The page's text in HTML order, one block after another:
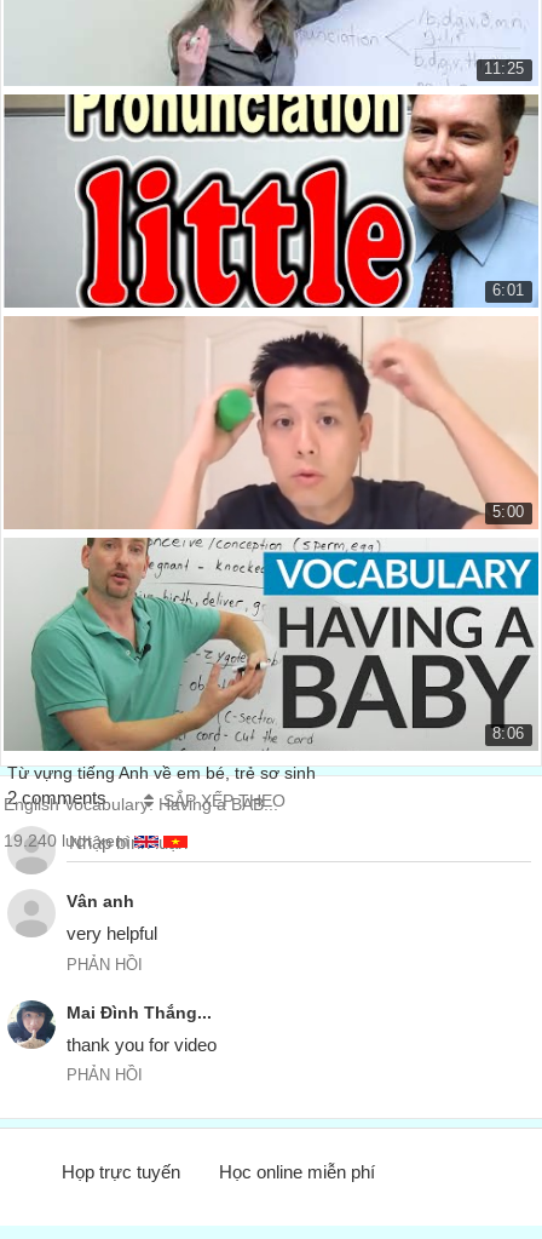
11:25
Cách phát âm chữ s trong tiếng Anh
How to pronounce words ending in...
14.968 lượt xem
6:01
Cách Phát Âm LITTLE
5:00
Phát âm I've, you've, it's, he's
Phát âm I've, you've, it's, he's
23.091 lượt xem
8:06
Từ vựng tiếng Anh về em bé, trẻ sơ sinh
English Vocabulary: Having a BAB...
19.240 lượt xem
2 comments SẮP XẾP THEO
Vân anh
very helpful
PHẢN HỒI
Mai Đình Thắng...
thank you for video
PHẢN HỒI
Họp trực tuyến Học online miễn phí